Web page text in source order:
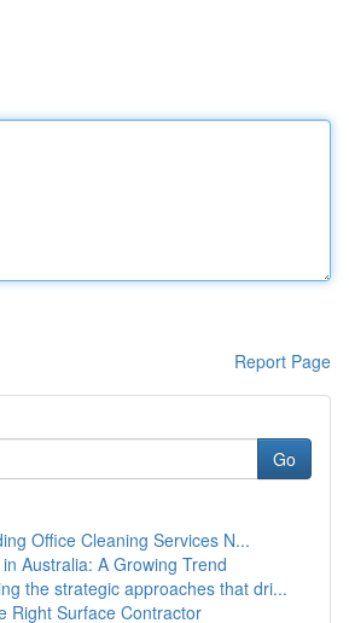
Report Page
Go
Office Cleaning Services N...
Australia: A Growing Trend
the strategic approaches that dri...
Right Surface Contractor